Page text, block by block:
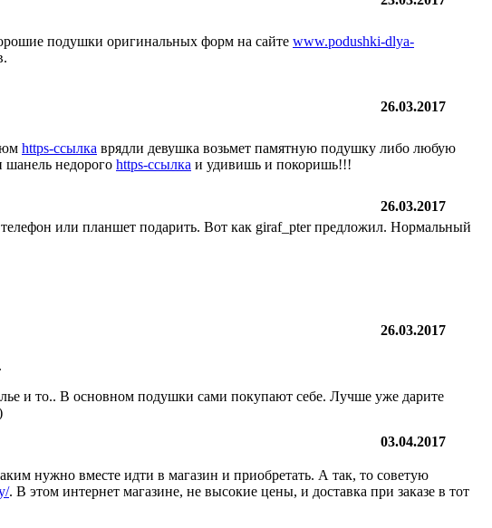
подушки оригинальных форм на сайте www.podushki-dlya-
26.03.2017
https-ссылка врядли девушка возьмет памятную подушку либо любую
шанель недорого https-ссылка и удивишь и покоришь!!!
26.03.2017
или планшет подарить. Вот как giraf_pter предложил. Нормальный
26.03.2017
и то.. В основном подушки сами покупают себе. Лучше уже дарите
03.04.2017
нужно вместе идти в магазин и приобретать. А так, то советую
. В этом интернет магазине, не высокие цены, и доставка при заказе в тот